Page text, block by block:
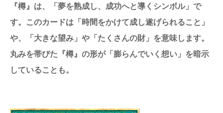
『樽』は、「夢を熟成し、成功へと導くシンボル」で
す。このカードは「時間をかけて成し遂げられること」
や、「大きな望み」や「たくさんの財」を意味します。
丸みを帯びた『樽』の形が「膨らんでいく想い」を暗示
していることも。